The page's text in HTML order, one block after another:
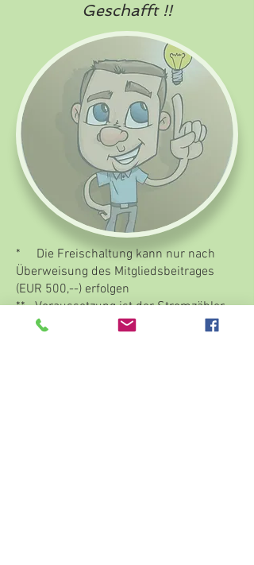
Geschafft !!
* Die Freischaltung kann nur nach
Überweisung des Mitgliedsbeitrages
(EUR 500,--) erfolgen
** Voraussetzung ist der Stromzähler
(SMARTMETER Einstellung 1/4 h)